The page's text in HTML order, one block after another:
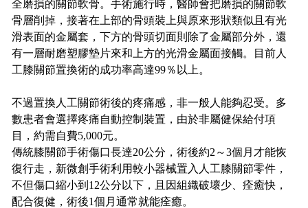
全磨損的關節軟骨。手術施行時，醫師會把磨損的關節軟
骨層削掉，接著在上部的骨頭裝上與原來形狀類似且有光
滑表面的金屬套，下方的骨頭切面則除了金屬部分外，還
有一層耐磨塑膠墊片來和上方的光滑金屬面接觸。目前人
工膝關節置換術的成功率高達99％以上。
不過置換人工關節術後的疼痛感，非一般人能夠忍受。多
數患者會選擇疼痛自動控制裝置，由於非屬健保給付項
目，約需自費5,000元。
傳統膝關節手術傷口長達20公分，術後約2～3個月才能恢
復行走，新微創手術利用較小器械置入人工膝關節零件，
不但傷口縮小到12公分以下，且因組織破壞少、痊癒快，
配合復健，術後1個月通常就能痊癒。